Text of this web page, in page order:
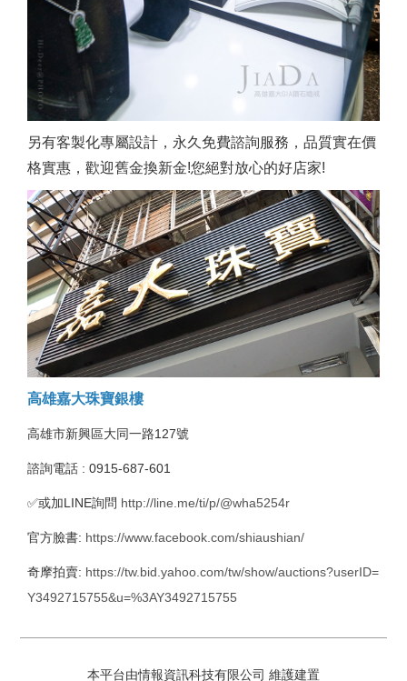
另有客製化專屬設計，永久免費諮詢服務，品質實在價
格實惠，歡迎舊金換新金!您絕對放心的好店家!
高雄嘉大珠寶銀樓
高雄市新興區大同一路127號
諮詢電話 : 0915-687-601
✅或加LINE詢問 http://line.me/ti/p/@wha5254r
官方臉書: https://www.facebook.com/shiaushian/
奇摩拍賣: https://tw.bid.yahoo.com/tw/show/auctions?userID=
Y3492715755&u=%3AY3492715755
本平台由情報資訊科技有限公司 維護建置